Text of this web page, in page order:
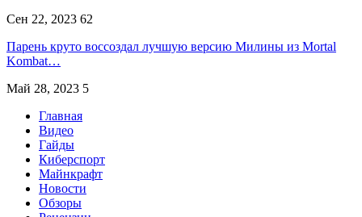
Сен 22, 2023 62
Парень круто воссоздал лучшую версию Милины из Mortal
Kombat…
Май 28, 2023 5
Главная
Видео
Гайды
Киберспорт
Майнкрафт
Новости
Обзоры